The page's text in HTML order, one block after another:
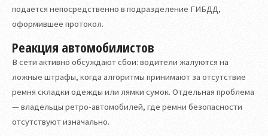
подается непосредственно в подразделение ГИБДД,
оформившее протокол.
Реакция автомобилистов
В сети активно обсуждают сбои: водители жалуются на
ложные штрафы, когда алгоритмы принимают за отсутствие
ремня складки одежды или лямки сумок. Отдельная проблема
— владельцы ретро-автомобилей, где ремни безопасности
отсутствуют изначально.